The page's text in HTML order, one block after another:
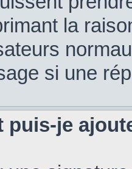
la
si une
puis-je